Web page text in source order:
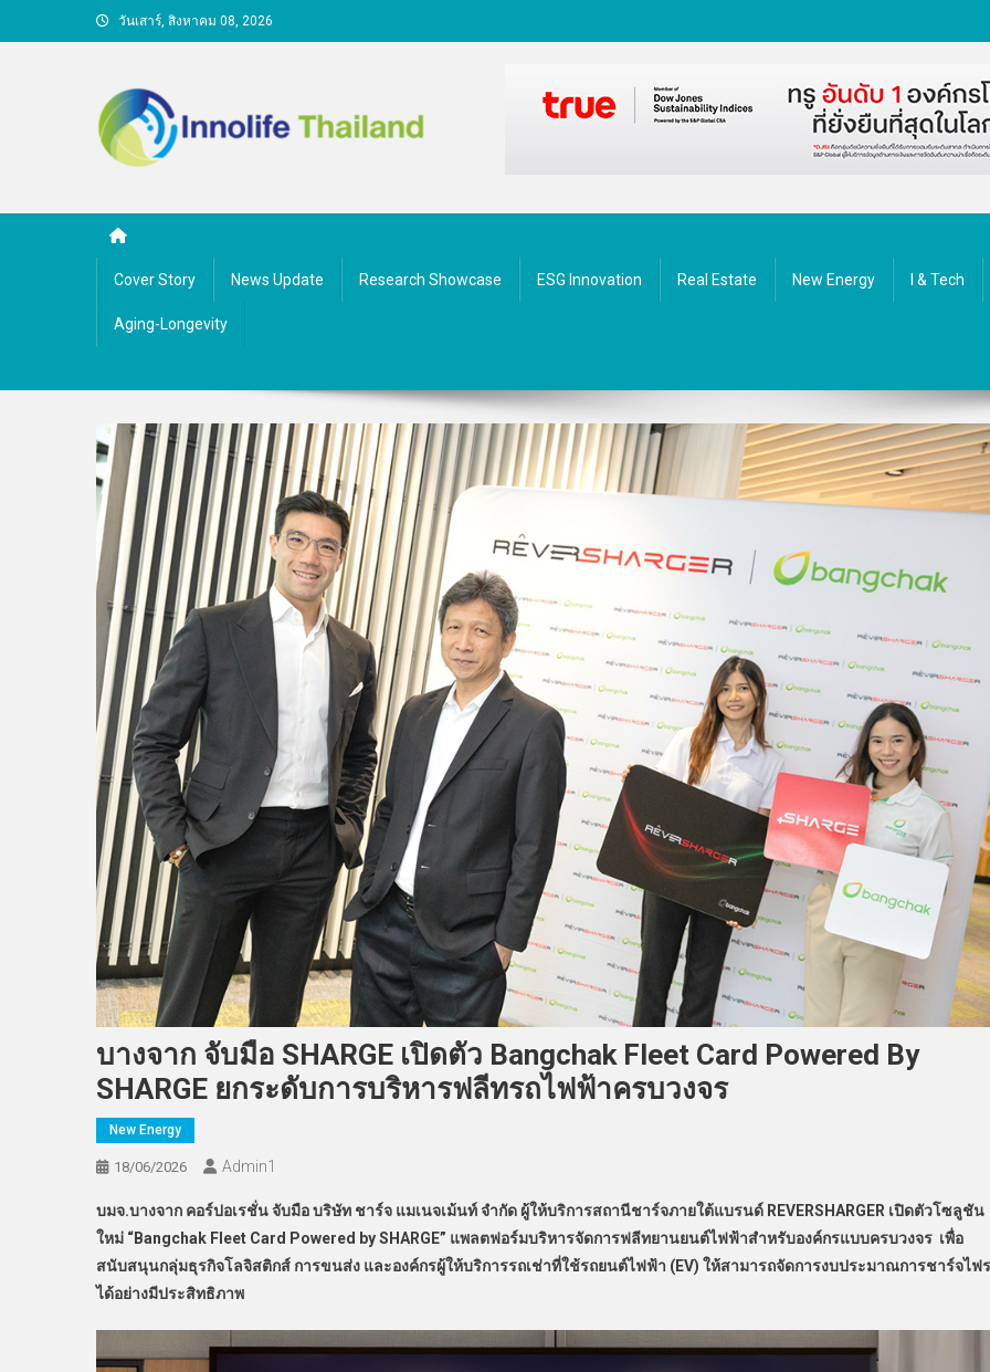
to
วันเสาร์, สิงหาคม 08, 2026
Cover Story News Update Research Showcase ESG Innovation Real Estate New Energy I & Tech
Aging-Longevity
บางจาก จับมือ SHARGE เปิดตัว Bangchak Fleet Card Powered By
SHARGE ยกระดับการบริหารฟลีทรถไฟฟ้าครบวงจร
New Energy
18/06/2026 Admin​1
บมจ.บางจาก คอร์ปอเรชั่น จับมือ บริษัท ชาร์จ แมเนจเม้นท์ จำกัด ผู้ให้บริการสถานีชาร์จภายใต้แบรนด์ REVERSHARGER เปิดตัวโซลูชัน
ใหม่ “Bangchak Fleet Card Powered by SHARGE” แพลตฟอร์มบริหารจัดการฟลีทยานยนต์ไฟฟ้าสำหรับองค์กรแบบครบวงจร เพื่อ
สนับสนุนกลุ่มธุรกิจโลจิสติกส์ การขนส่ง และองค์กรผู้ให้บริการรถเช่าที่ใช้รถยนต์ไฟฟ้า (EV) ให้สามารถจัดการงบประมาณการชาร์จไฟ
ได้อย่างมีประสิทธิภาพ